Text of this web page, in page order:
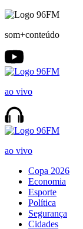
som+conteúdo
ao vivo
ao vivo
Copa 2026
Economia
Esporte
Política
Segurança
Cidades